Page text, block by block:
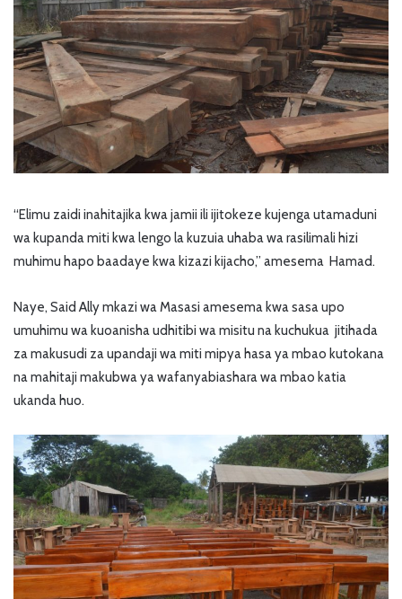
“Elimu zaidi inahitajika kwa jamii ili ijitokeze kujenga utamaduni
wa kupanda miti kwa lengo la kuzuia uhaba wa rasilimali hizi
muhimu hapo baadaye kwa kizazi kijacho,” amesema Hamad.
Naye, Said Ally mkazi wa Masasi amesema kwa sasa upo
umuhimu wa kuoanisha udhitibi wa misitu na kuchukua jitihada
za makusudi za upandaji wa miti mipya hasa ya mbao kutokana
na mahitaji makubwa ya wafanyabiashara wa mbao katia
ukanda huo.